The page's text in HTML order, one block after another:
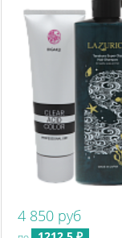
4 850 руб